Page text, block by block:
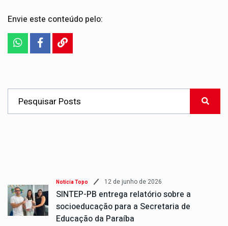
Envie este conteúdo pelo:
Notícia Topo 12 de junho de 2026
SINTEP-PB entrega relatório sobre a
socioeducação para a Secretaria de
Educação da Paraíba